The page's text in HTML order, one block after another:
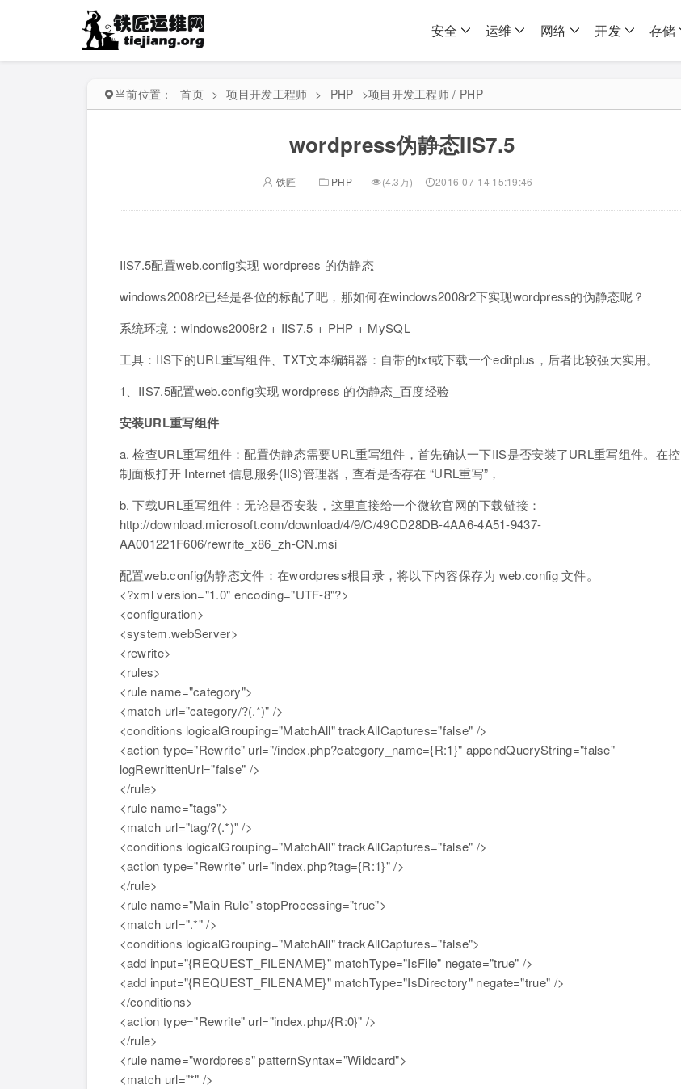
安全 运维 网络 开发 存储
当前位置： 首页 > 项目开发工程师 > PHP >项目开发工程师 / PHP
wordpress伪静态IIS7.5
铁匠 PHP (4.3万) 2016-07-14 15:19:46
IIS7.5配置web.config实现 wordpress 的伪静态
windows2008r2已经是各位的标配了吧，那如何在windows2008r2下实现wordpress的伪静态呢？
系统环境：windows2008r2 + IIS7.5 + PHP + MySQL
工具：IIS下的URL重写组件、TXT文本编辑器：自带的txt或下载一个editplus，后者比较强大实用。
1、IIS7.5配置web.config实现 wordpress 的伪静态_百度经验
安装URL重写组件
a. 检查URL重写组件：配置伪静态需要URL重写组件，首先确认一下IIS是否安装了URL重写组件。在控
制面板打开 Internet 信息服务(IIS)管理器，查看是否存在 “URL重写”，
b. 下载URL重写组件：无论是否安装，这里直接给一个微软官网的下载链接：
http://download.microsoft.com/download/4/9/C/49CD28DB-4AA6-4A51-9437-
AA001221F606/rewrite_x86_zh-CN.msi
配置web.config伪静态文件：在wordpress根目录，将以下内容保存为 web.config 文件。
<?xml version="1.0" encoding="UTF-8"?>
<configuration>
<system.webServer>
<rewrite>
<rules>
<rule name="category">
<match url="category/?(.*)" />
<conditions logicalGrouping="MatchAll" trackAllCaptures="false" />
<action type="Rewrite" url="/index.php?category_name={R:1}" appendQueryString="false"
logRewrittenUrl="false" />
</rule>
<rule name="tags">
<match url="tag/?(.*)" />
<conditions logicalGrouping="MatchAll" trackAllCaptures="false" />
<action type="Rewrite" url="index.php?tag={R:1}" />
</rule>
<rule name="Main Rule" stopProcessing="true">
<match url=".*" />
<conditions logicalGrouping="MatchAll" trackAllCaptures="false">
<add input="{REQUEST_FILENAME}" matchType="IsFile" negate="true" />
<add input="{REQUEST_FILENAME}" matchType="IsDirectory" negate="true" />
</conditions>
<action type="Rewrite" url="index.php/{R:0}" />
</rule>
<rule name="wordpress" patternSyntax="Wildcard">
<match url="*" />